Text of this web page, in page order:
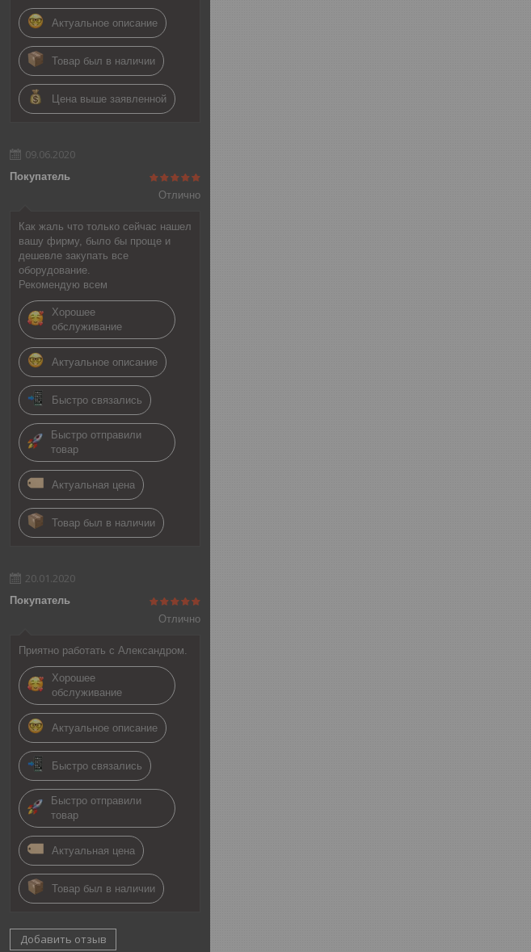
Актуальное описание
Товар был в наличии
Цена выше заявленной
09.06.2020
Покупатель
Отлично
Как жаль что только сейчас нашел
вашу фирму, было бы проще и
дешевле закупать все
оборудование.
Рекомендую всем
Хорошее
обслуживание
Актуальное описание
Быстро связались
Быстро отправили
товар
Актуальная цена
Товар был в наличии
20.01.2020
Покупатель
Отлично
Приятно работать с Александром.
Хорошее
обслуживание
Актуальное описание
Быстро связались
Быстро отправили
товар
Актуальная цена
Товар был в наличии
Добавить отзыв